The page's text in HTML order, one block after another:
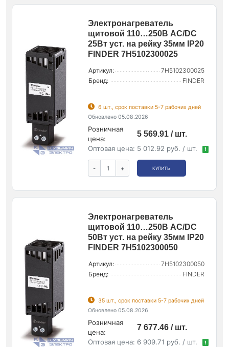
Электронагреватель
щитовой 110…250В AC/DC
25Вт уст. на рейку 35мм IP20
FINDER 7H5102300025
Артикул:
7H5102300025
Бренд:
FINDER
6 шт., срок поставки 5-7 рабочих дней
Обновлено 05.08.2026
Розничная
цена:
5 569.91 / шт.
Оптовая цена: 5 012.92 руб. / шт. !
- + КУПИТЬ
Электронагреватель
щитовой 110…250В AC/DC
50Вт уст. на рейку 35мм IP20
FINDER 7H5102300050
Артикул:
7H5102300050
Бренд:
FINDER
35 шт., срок поставки 5-7 рабочих дней
Обновлено 05.08.2026
Розничная
цена:
7 677.46 / шт.
Оптовая цена: 6 909.71 руб. / шт. !